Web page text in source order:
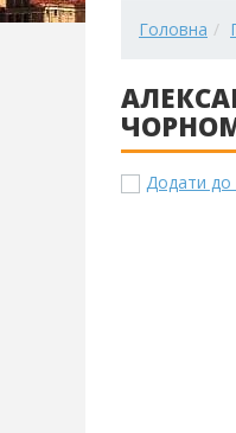
Головна
Додати до